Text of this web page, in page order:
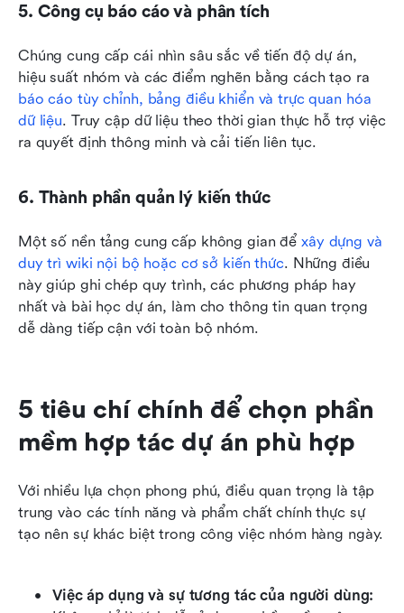
5. Công cụ báo cáo và phân tích
Chúng cung cấp cái nhìn sâu sắc về tiến độ dự án,
báo cáo tùy chỉnh, bảng điều khiển và trực quan hóa
dữ liệu. Truy cập dữ liệu theo thời gian thực hỗ trợ việc
ra quyết định thông minh và cải tiến liên tục.
6. Thành phần quản lý kiến thức
Một số nền tảng cung cấp không gian để xây dựng và
duy trì wiki nội bộ hoặc cơ sở kiến thức. Những điều
này giúp ghi chép quy trình, các phương pháp hay
nhất và bài học dự án, làm cho thông tin quan trọng
dễ dàng tiếp cận với toàn bộ nhóm.
5 tiêu chí chính để chọn phần
mềm hợp tác dự án phù hợp
Với nhiều lựa chọn phong phú, điều quan trọng là tập
trung vào các tính năng và phẩm chất chính thực sự
Việc áp dụng và sự tương tác của người dùng: